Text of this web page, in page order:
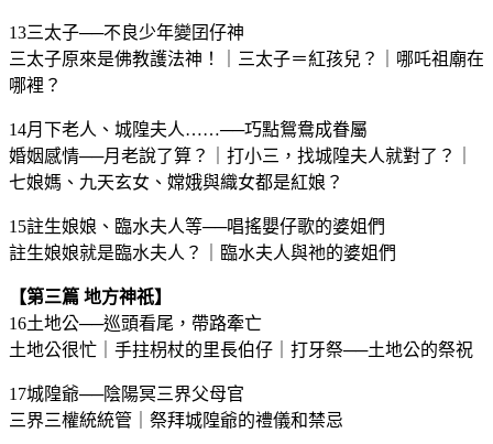
13三太子──不良少年變囝仔神
三太子原來是佛教護法神！｜三太子＝紅孩兒？｜哪吒祖廟在
哪裡？
14月下老人、城隍夫人……──巧點鴛鴦成眷屬
婚姻感情──月老說了算？｜打小三，找城隍夫人就對了？｜
七娘媽、九天玄女、嫦娥與織女都是紅娘？
15註生娘娘、臨水夫人等──唱搖嬰仔歌的婆姐們
註生娘娘就是臨水夫人？｜臨水夫人與祂的婆姐們
【第三篇 地方神祇】
16土地公──巡頭看尾，帶路牽亡
土地公很忙｜手拄枴杖的里長伯仔｜打牙祭──土地公的祭祝
17城隍爺──陰陽冥三界父母官
三界三權統統管｜祭拜城隍爺的禮儀和禁忌